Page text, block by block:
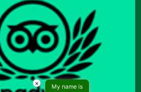
× My name is